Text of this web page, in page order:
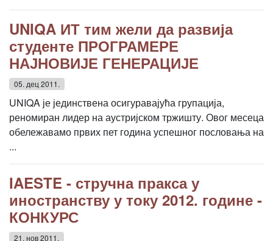
UNIQA ИТ тим жели да развија
студенте ПРОГРАМЕРЕ
НАЈНОВИЈЕ ГЕНЕРАЦИЈЕ
05. дец 2011.
UNIQA је јединствена осигуравајућа групација,
реномиран лидер на аустријском тржишту. Овог месеца
обележавамо првих пет година успешног пословања на
...
IAESTE - стручна пракса у
иностранству у току 2012. године -
КОНКУРС
21. нов 2011.